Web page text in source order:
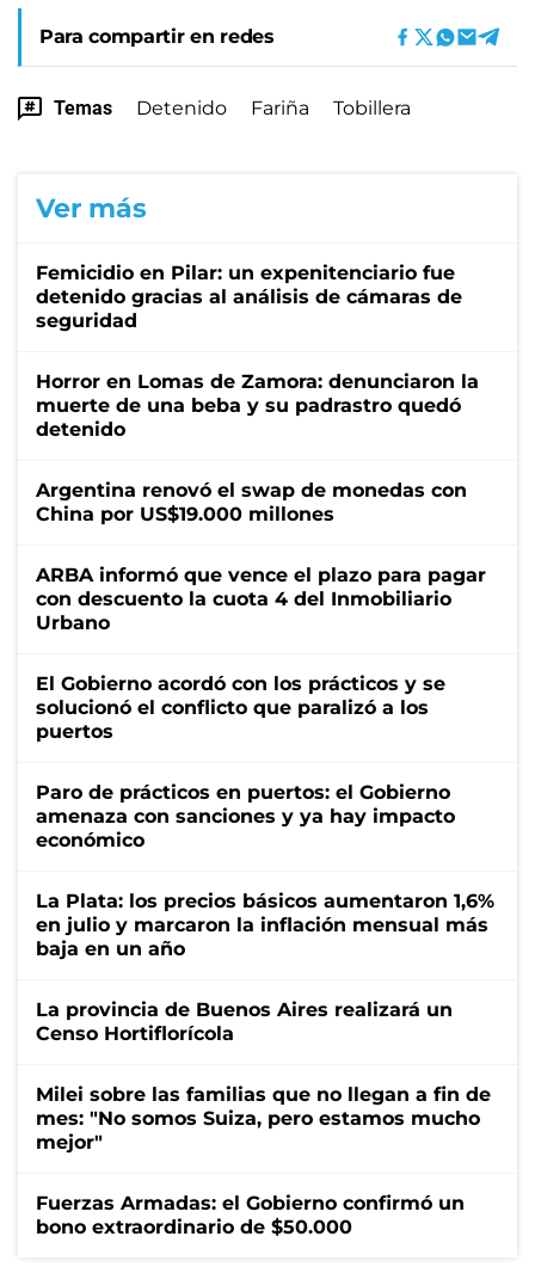
Para compartir en redes
Temas Detenido Fariña Tobillera
Ver más
Femicidio en Pilar: un expenitenciario fue
detenido gracias al análisis de cámaras de
seguridad
Horror en Lomas de Zamora: denunciaron la
muerte de una beba y su padrastro quedó
detenido
Argentina renovó el swap de monedas con
China por US$19.000 millones
ARBA informó que vence el plazo para pagar
con descuento la cuota 4 del Inmobiliario
Urbano
El Gobierno acordó con los prácticos y se
solucionó el conflicto que paralizó a los
puertos
Paro de prácticos en puertos: el Gobierno
amenaza con sanciones y ya hay impacto
económico
La Plata: los precios básicos aumentaron 1,6%
en julio y marcaron la inflación mensual más
baja en un año
La provincia de Buenos Aires realizará un
Censo Hortiflorícola
Milei sobre las familias que no llegan a fin de
mes: "No somos Suiza, pero estamos mucho
mejor"
Fuerzas Armadas: el Gobierno confirmó un
bono extraordinario de $50.000